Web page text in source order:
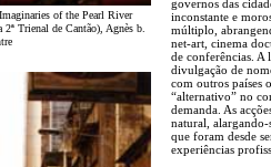
of the Pearl River
Trienal de Cantão), Agnès b.
governos das
inconstante e
múltiplo,
net-art, cinema
de conferências.
divulgação de
com outros países
“alternativo” no
demanda. As
natural,
que foram desde
experiências